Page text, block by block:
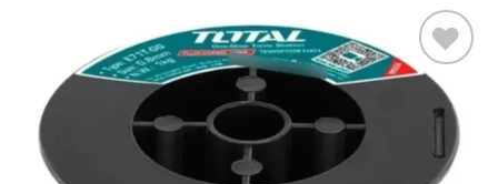
Adicionar
aos meus
desejos